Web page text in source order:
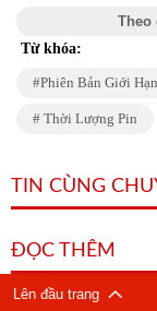
Theo
Từ khóa:
Phiên Bản Giới Hạn
Thời Lượng Pin
TIN CÙNG
ĐỌC THÊM
Lên đầu trang